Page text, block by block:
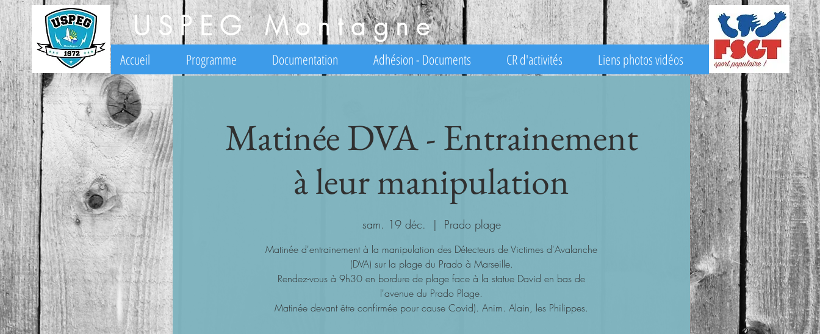
USPEG Montagne
Accueil Programme Documentation Adhésion - Documents CR d'activités Liens photos vidéos
Matinée DVA - Entrainement
à leur manipulation
sam. 19 déc.
  |
Prado plage
Matinée d'entrainement à la manipulation des Détecteurs de Victimes d'Avalanche
(DVA) sur la plage du Prado à Marseille.
Rendez-vous à 9h30 en bordure de plage face à la statue David en bas de
l'avenue du Prado Plage.
Matinée devant être confirmée pour cause Covid). Anim. Alain, les Philippes.